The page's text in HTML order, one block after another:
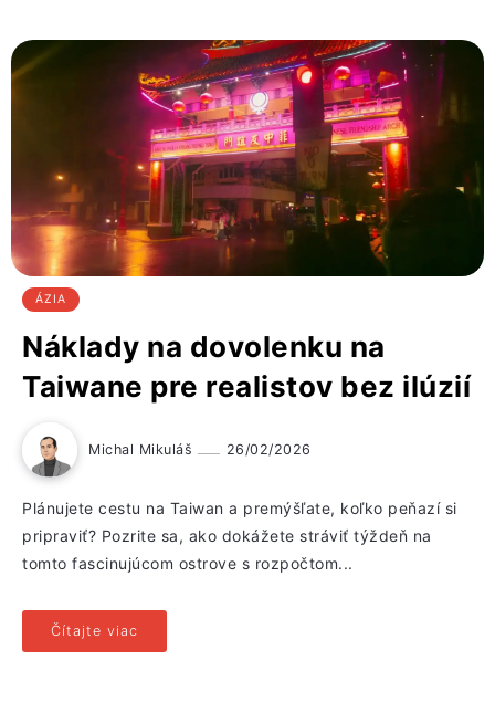
ÁZIA
Náklady na dovolenku na
Taiwane pre realistov bez ilúzií
Michal Mikuláš 26/02/2026
Plánujete cestu na Taiwan a premýšľate, koľko peňazí si
pripraviť? Pozrite sa, ako dokážete stráviť týždeň na
tomto fascinujúcom ostrove s rozpočtom...
Čítajte viac